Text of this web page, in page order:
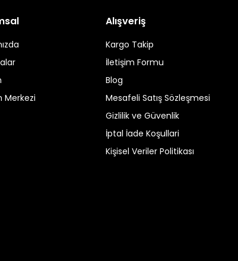
Merkezi
Alışveriş
Kargo Takip
İletişim Formu
Blog
Mesafeli Satış Sözleşmesi
Gizlilik ve Güvenlik
İptal İade Koşullari
Kişisel Veriler Politikası